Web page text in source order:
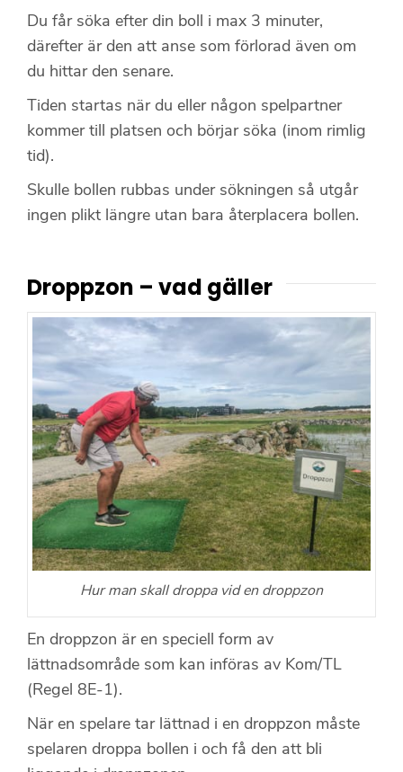
Du får söka efter din boll i max 3 minuter,
därefter är den att anse som förlorad även om
du hittar den senare.
Tiden startas när du eller någon spelpartner
kommer till platsen och börjar söka (inom rimlig
tid).
Skulle bollen rubbas under sökningen så utgår
ingen plikt längre utan bara återplacera bollen.
Droppzon – vad gäller
Hur man skall droppa vid en droppzon
En droppzon är en speciell form av
lättnadsområde som kan införas av Kom/TL
(Regel 8E-1).
När en spelare tar lättnad i en droppzon måste
spelaren droppa bollen i och få den att bli